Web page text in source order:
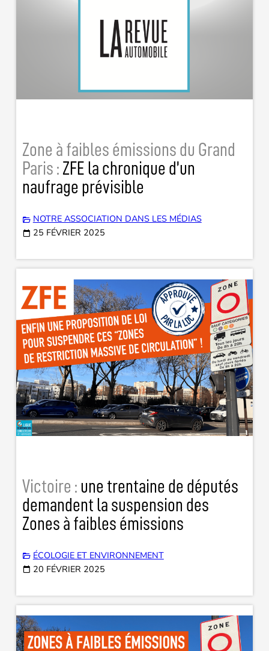
Zone à faibles émissions du Grand
Paris : ZFE la chronique d’un
naufrage prévisible
NOTRE ASSOCIATION DANS LES MÉDIAS
25 FÉVRIER 2025
Victoire : une trentaine de députés
demandent la suspension des
Zones à faibles émissions
ÉCOLOGIE ET ENVIRONNEMENT
20 FÉVRIER 2025